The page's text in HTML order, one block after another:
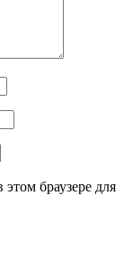
браузере для